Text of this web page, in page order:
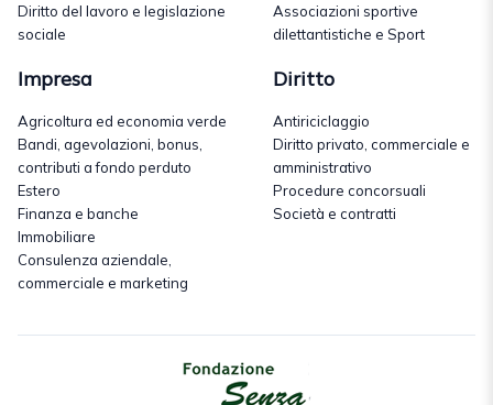
Diritto del lavoro e legislazione
sociale
Associazioni sportive
dilettantistiche e Sport
Impresa
Agricoltura ed economia verde
Bandi, agevolazioni, bonus,
contributi a fondo perduto
Estero
Finanza e banche
Immobiliare
Consulenza aziendale,
commerciale e marketing
Diritto
Antiriciclaggio
Diritto privato, commerciale e
amministrativo
Procedure concorsuali
Società e contratti